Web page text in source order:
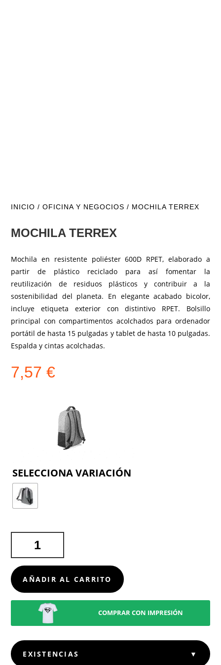
INICIO /OFICINA Y NEGOCIOS / MOCHILA TERREX
MOCHILA TERREX
Mochila en resistente poliéster 600D RPET, elaborado a
partir de plástico reciclado para así fomentar la
reutilización de residuos plásticos y contribuir a la
sostenibilidad del planeta. En elegante acabado bicolor,
incluye etiqueta exterior con distintivo RPET. Bolsillo
principal con compartimentos acolchados para ordenador
portátil de hasta 15 pulgadas y tablet de hasta 10 pulgadas.
Espalda y cintas acolchadas.
7,57€
TERREX
CANTIDAD
AÑADIR AL CARRITO
COMPRAR CON IMPRESIÓN
EXISTENCIAS ▼